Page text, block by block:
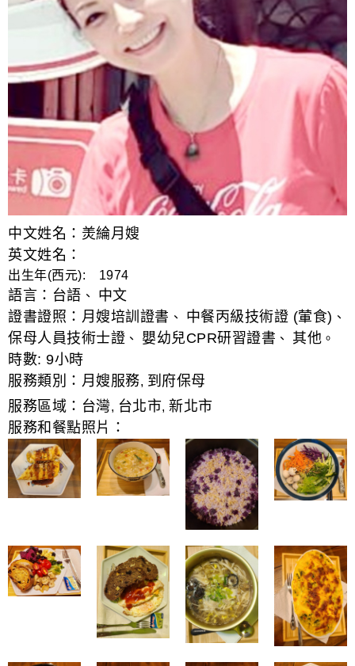
中文姓名：羙綸月嫂
英文姓名：
出生年(西元): 1974
語言： 台語 、
中文
證書證照： 月嫂培訓證書 、 中餐丙級技術證 (葷食) 、
保母人員技術士證 、 嬰幼兒CPR研習證書 、 其他 。
時數: 9小時
服務類別： 月嫂服務, 到府保母
服務區域： 台灣, 台北市, 新北市
服務和餐點照片：